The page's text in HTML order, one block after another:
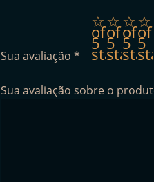
Sua avaliação *
1
of
5
stars
2
of
5
stars
of
5
of
5
Sua avaliação sobre o